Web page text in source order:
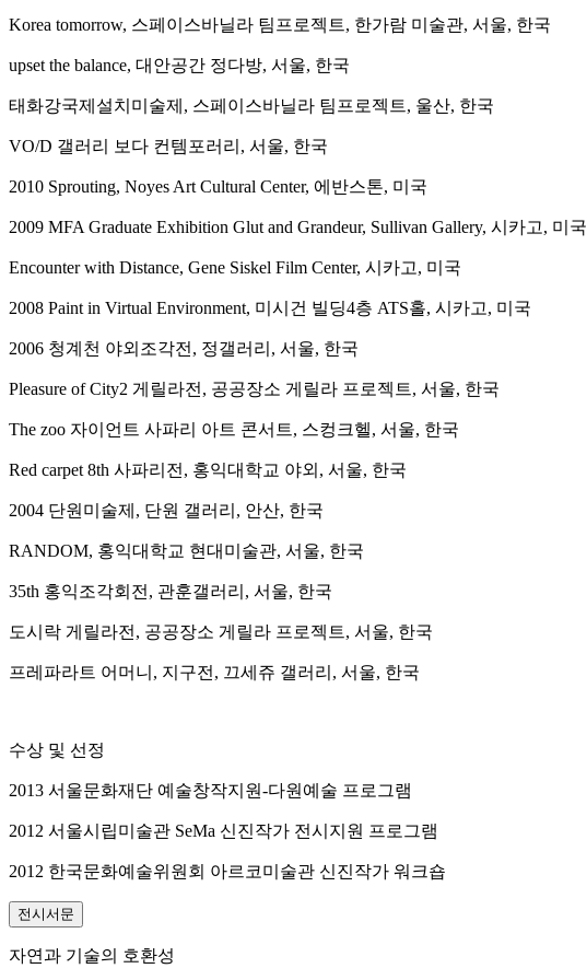
Korea tomorrow, 스페이스바닐라 팀프로젝트, 한가람 미술관, 서울, 한국
upset the balance, 대안공간 정다방, 서울, 한국
태화강국제설치미술제, 스페이스바닐라 팀프로젝트, 울산, 한국
VO/D 갤러리 보다 컨템포러리, 서울, 한국
2010 Sprouting, Noyes Art Cultural Center, 에반스톤, 미국
2009 MFA Graduate Exhibition Glut and Grandeur, Sullivan Gallery, 시카고, 미국
Encounter with Distance, Gene Siskel Film Center, 시카고, 미국
2008 Paint in Virtual Environment, 미시건 빌딩4층 ATS홀, 시카고, 미국
2006 청계천 야외조각전, 정갤러리, 서울, 한국
Pleasure of City2 게릴라전, 공공장소 게릴라 프로젝트, 서울, 한국
The zoo 자이언트 사파리 아트 콘서트, 스컹크헬, 서울, 한국
Red carpet 8th 사파리전, 홍익대학교 야외, 서울, 한국
2004 단원미술제, 단원 갤러리, 안산, 한국
RANDOM, 홍익대학교 현대미술관, 서울, 한국
35th 홍익조각회전, 관훈갤러리, 서울, 한국
도시락 게릴라전, 공공장소 게릴라 프로젝트, 서울, 한국
프레파라트 어머니, 지구전, 끄세쥬 갤러리, 서울, 한국
수상 및 선정
2013 서울문화재단 예술창작지원-다원예술 프로그램
2012 서울시립미술관 SeMa 신진작가 전시지원 프로그램
2012 한국문화예술위원회 아르코미술관 신진작가 워크숍
전시서문
자연과 기술의 호환성